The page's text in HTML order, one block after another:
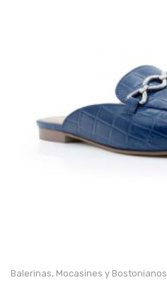
Balerinas, Mocasines y Bostonianos